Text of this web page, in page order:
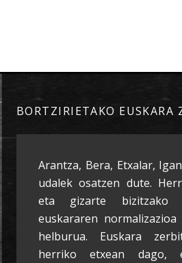
BORTZIRIETAKO EUSKARA
Arantza, Bera, Etxalar,
udalek osatzen dute.
eta gizarte bizitzako
euskararen
helburua. Euskara
herriko etxean dago,